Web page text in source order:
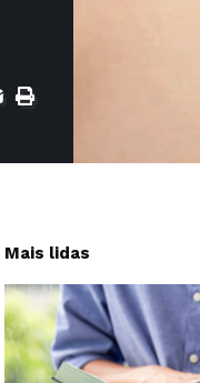
Mais lidas